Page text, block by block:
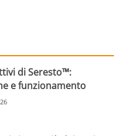
di Seresto™:
e funzionamento